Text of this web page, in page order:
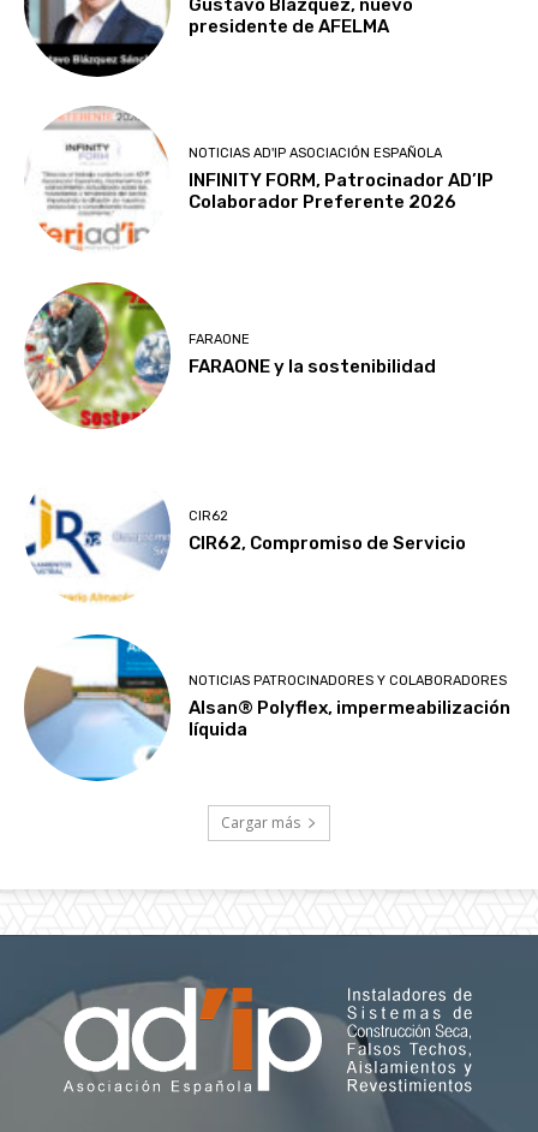
Gustavo Blázquez, nuevo
presidente de AFELMA
NOTICIAS AD'IP ASOCIACIÓN ESPAÑOLA
INFINITY FORM, Patrocinador AD’IP
Colaborador Preferente 2026
FARAONE
FARAONE y la sostenibilidad
CIR62
CIR62, Compromiso de Servicio
NOTICIAS PATROCINADORES Y COLABORADORES
Alsan® Polyflex, impermeabilización
líquida
Cargar más